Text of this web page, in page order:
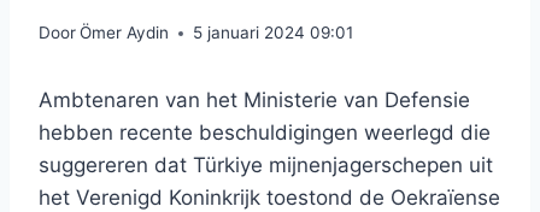
DoorÖmer Aydin 5 januari 2024 09:01
Ambtenaren van het Ministerie van Defensie
hebben recente beschuldigingen weerlegd die
suggereren dat Türkiye mijnenjagerschepen uit
het Verenigd Koninkrijk toestond de Oekraïense